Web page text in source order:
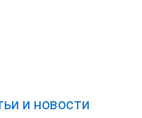
и новости